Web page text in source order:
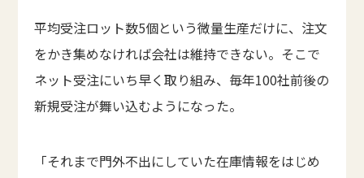
平均受注ロット数5個という微量生産だけに、注文
をかき集めなければ会社は維持できない。そこで
ネット受注にいち早く取り組み、毎年100社前後の
新規受注が舞い込むようになった。
「それまで門外不出にしていた在庫情報をはじめ